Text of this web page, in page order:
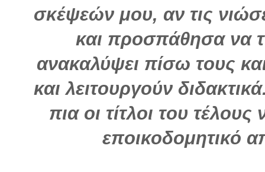
σκέψεών μου, αν τις
και προσπάθησα να
ανακαλύψει πίσω τους
και λειτουργούν
πια οι τίτλοι του τέλους
εποικοδομητικό